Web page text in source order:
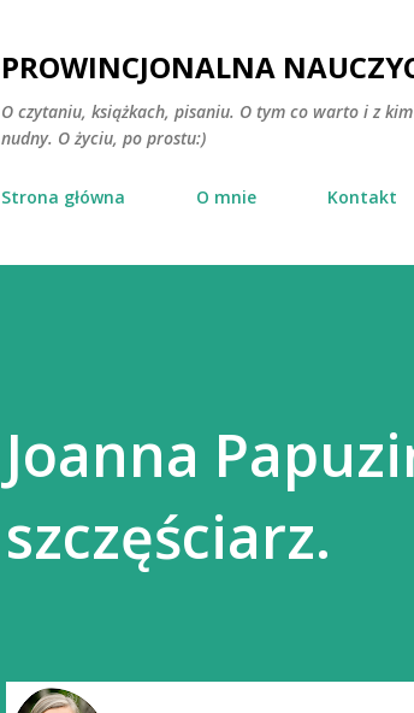
PROWINCJONALNA
O czytaniu, książkach, pisaniu. O tym co warto i z
nudny. O życiu, po prostu:)
Strona główna O mnie Kontakt
Joanna
szczęściarz.